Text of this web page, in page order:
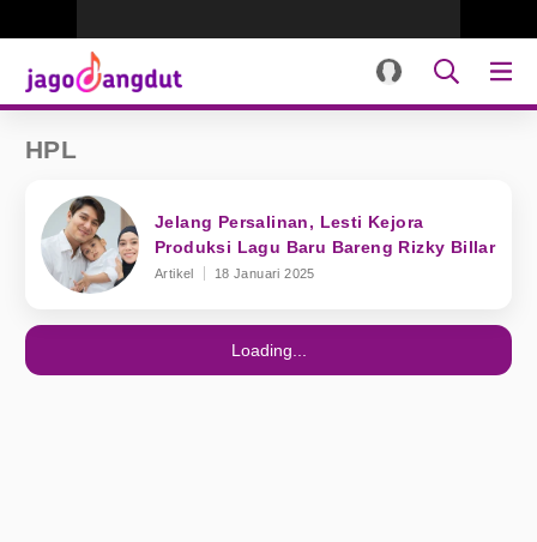
HPL
Jelang Persalinan, Lesti Kejora
Produksi Lagu Baru Bareng Rizky Billar
Artikel 18 Januari 2025
Loading...